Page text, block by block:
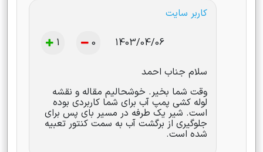
کاربر سایت
1403/04/06
0
1
سلام جناب احمد
وقت شما بخیر. خوشحالیم مقاله و نقشه
لوله کشی پمپ آب برای شما کاربردی بوده
است. شیر یک طرفه در مسیر بای پس برای
جلوگیری از برگشت آب به سمت کنتور تعبیه
شده است.